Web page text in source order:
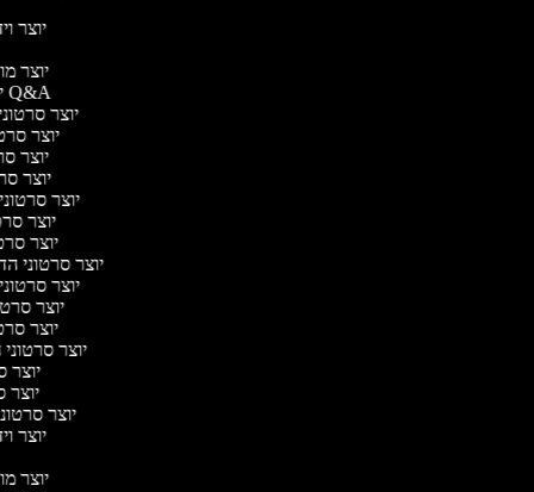
יוצר
יוצר
יוצר סרטוני Q&A
יוצר
יוצר
יוצר
יוצר
יוצר
יוצר
יוצר
יוצר סרטוני
יוצר
יוצר
יוצר
יוצר
יוצר
יוצר
יוצר
יוצר
יוצר